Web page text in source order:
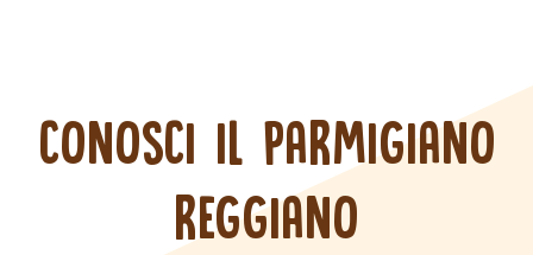
CONOSCI IL PARMIGIANO
REGGIANO